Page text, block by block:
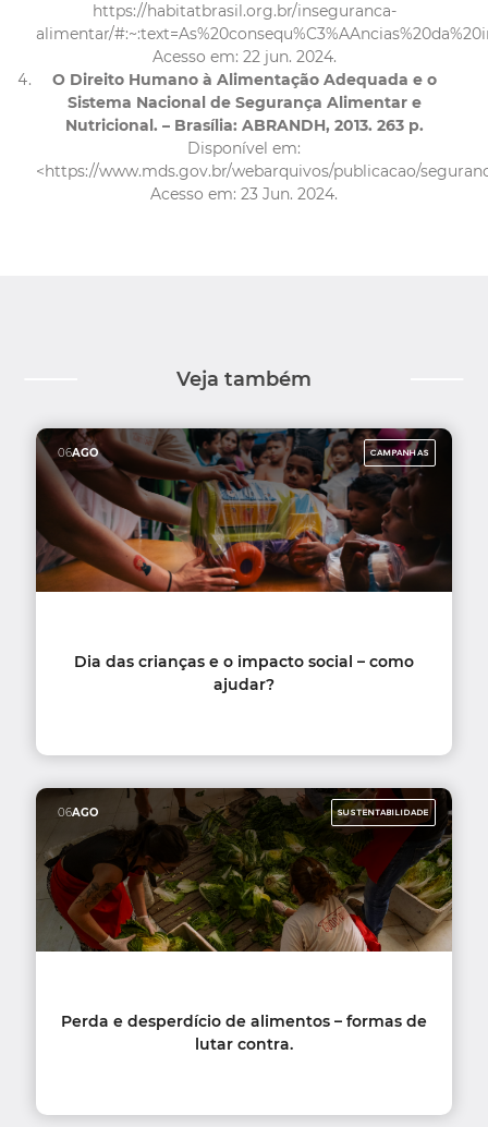
https://habitatbrasil.org.br/inseguranca-
alimentar/
Acesso em: 22 jun. 2024.
O Direito Humano à Alimentação Adequada e o
Sistema Nacional de Segurança Alimentar e
Nutricional. – Brasília: ABRANDH, 2013. 263 p.
Disponível em:
<https://www.mds.gov.br/webarquivos/publicacao/
Acesso em: 23 Jun. 2024.
Veja também
06AGO CAMPANHAS
Dia das crianças e o impacto social – como
ajudar?
06AGO SUSTENTABILIDADE
Perda e desperdício de alimentos – formas de
lutar contra.